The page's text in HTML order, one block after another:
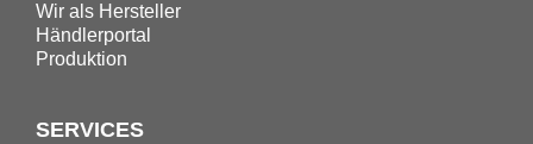
Wir als Hersteller
Händlerportal
Produktion
SERVICES